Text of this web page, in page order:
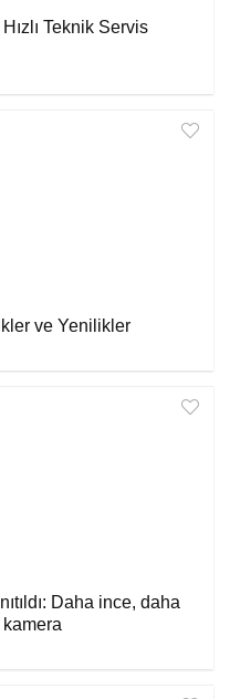
Teknik Servis
ve Yenilikler
Daha ince, daha